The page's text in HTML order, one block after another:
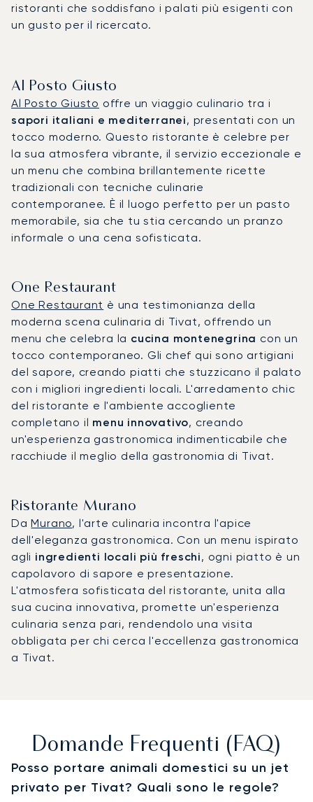
ristoranti che soddisfano i palati più esigenti con
un gusto per il ricercato.
Al Posto Giusto
Al Posto Giusto offre un viaggio culinario tra i
sapori italiani e mediterranei, presentati con un
tocco moderno. Questo ristorante è celebre per
la sua atmosfera vibrante, il servizio eccezionale e
un menu che combina brillantemente ricette
tradizionali con tecniche culinarie
contemporanee. È il luogo perfetto per un pasto
memorabile, sia che tu stia cercando un pranzo
informale o una cena sofisticata.
One Restaurant
One Restaurant è una testimonianza della
moderna scena culinaria di Tivat, offrendo un
menu che celebra la cucina montenegrina con un
tocco contemporaneo. Gli chef qui sono artigiani
del sapore, creando piatti che stuzzicano il palato
con i migliori ingredienti locali. L'arredamento chic
del ristorante e l'ambiente accogliente
completano il menu innovativo, creando
un'esperienza gastronomica indimenticabile che
racchiude il meglio della gastronomia di Tivat.
Ristorante Murano
DaMurano, l'arte culinaria incontra l'apice
dell'eleganza gastronomica. Con un menu ispirato
agli ingredienti locali più freschi, ogni piatto è un
capolavoro di sapore e presentazione.
L'atmosfera sofisticata del ristorante, unita alla
sua cucina innovativa, promette un'esperienza
culinaria senza pari, rendendolo una visita
obbligata per chi cerca l'eccellenza gastronomica
a Tivat.
Domande Frequenti (FAQ)
Posso portare animali domestici su un jet
privato per Tivat? Quali sono le regole?